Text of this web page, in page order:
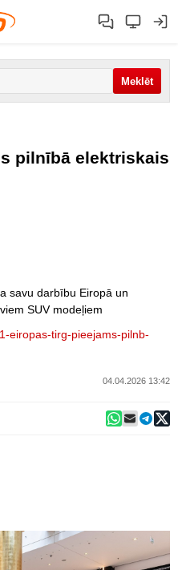
pilnībā elektriskais
savu darbību Eiropā un
SUV modeļiem
eiropas-tirg-pieejams-pilnb-
04.04.2026 13:42